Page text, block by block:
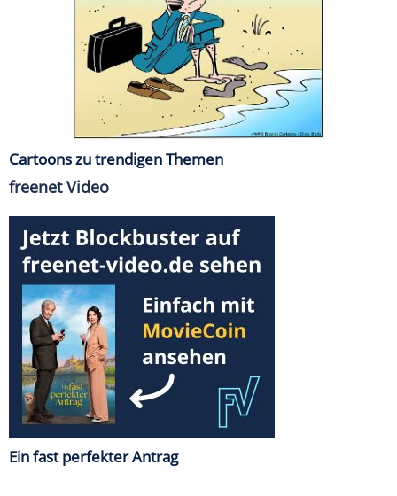
Cartoons zu trendigen Themen
freenet Video
Ein fast perfekter Antrag